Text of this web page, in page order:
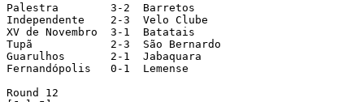
Palestra        3-2  Barretos
Independente    2-3  Velo Clube
XV de Novembro  3-1  Batatais
Tupã            2-3  São Bernardo
Guarulhos       2-1  Jabaquara
Fernandópolis   0-1  Lemense
Round 12